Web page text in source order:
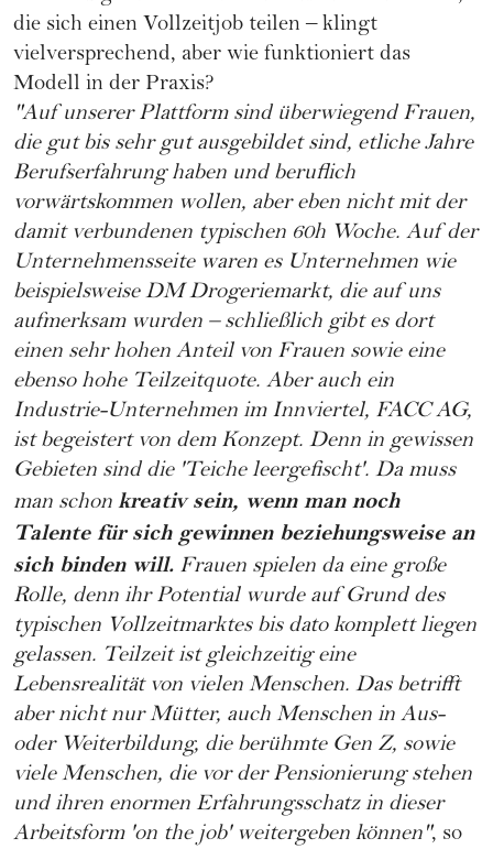
die sich einen Vollzeitjob teilen – klingt
vielversprechend, aber wie funktioniert das
Modell in der Praxis?
"Auf unserer Plattform sind überwiegend Frauen,
die gut bis sehr gut ausgebildet sind, etliche Jahre
Berufserfahrung haben und beruflich
vorwärtskommen wollen, aber eben nicht mit der
damit verbundenen typischen 60h Woche. Auf der
Unternehmensseite waren es Unternehmen wie
beispielsweise DM Drogeriemarkt, die auf uns
aufmerksam wurden – schließlich gibt es dort
einen sehr hohen Anteil von Frauen sowie eine
ebenso hohe Teilzeitquote. Aber auch ein
Industrie-Unternehmen im Innviertel, FACC AG,
ist begeistert von dem Konzept. Denn in gewissen
Gebieten sind die 'Teiche leergefischt'. Da muss
man schon kreativ sein, wenn man noch
Talente für sich gewinnen beziehungsweise an
sich binden will. Frauen spielen da eine große
Rolle, denn ihr Potential wurde auf Grund des
typischen Vollzeitmarktes bis dato komplett liegen
gelassen. Teilzeit ist gleichzeitig eine
Lebensrealität von vielen Menschen. Das betrifft
aber nicht nur Mütter, auch Menschen in Aus-
oder Weiterbildung, die berühmte Gen Z, sowie
viele Menschen, die vor der Pensionierung stehen
und ihren enormen Erfahrungsschatz in dieser
Arbeitsform 'on the job' weitergeben können", so